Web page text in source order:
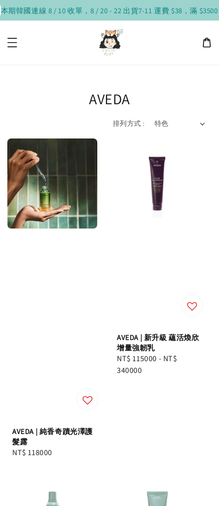
期韓國連線 8 / 10 收單，8 / 20 - 22 出貨7-11 運費 $38，滿 $3500
AVEDA
排列方式 :
AVEDA | 純香奇蹟光澤護
髮露
Regular
NT$ 118000
AVEDA | 新升級 蘊活煥欣
增量強韌乳
Regular
price
NT$ 115000 - NT$
340000